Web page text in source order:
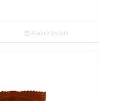
Afișare Detalii